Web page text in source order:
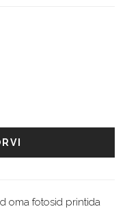
oma fotosid printida